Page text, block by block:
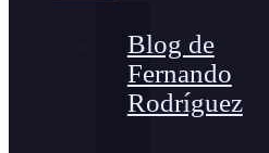
Blog de
Fernando
Rodríguez